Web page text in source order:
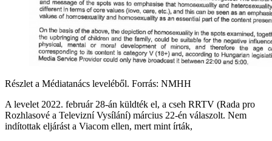
Részlet a Médiatanács leveléből. Forrás: NMHH
A levelet 2022. február 28-án küldték el, a cseh RRTV (Rada pro
Rozhlasové a Televizní Vysílání) március 22-én válaszolt. Nem
indítottak eljárást a Viacom ellen, mert mint írták,